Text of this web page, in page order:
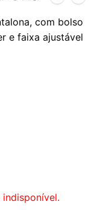
com bolso
e faixa ajustável